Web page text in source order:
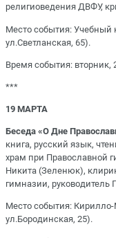
религиоведения ДВФУ,
Место события: Учебный
ул.Светланская, 65).
Время события: вторник,
***
19 МАРТА
Беседа «О Дне
книга, русский язык,
храм при Православной
Никита (Зеленюк),
гимназии, руководитель
Место события:
ул.Бородинская, 25).